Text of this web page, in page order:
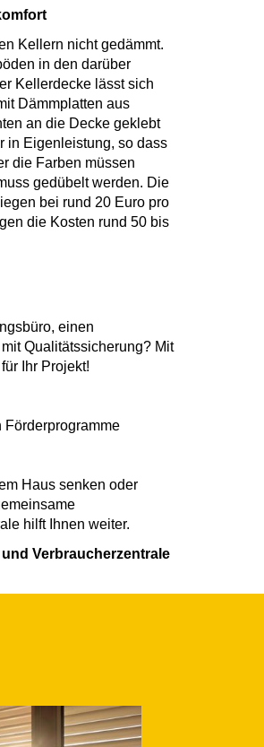
Kellern nicht gedämmt.
in den darüber
Kellerdecke lässt sich
Dämmplatten aus
an die Decke geklebt
in Eigenleistung, so dass
die Farben müssen
gedübelt werden. Die
bei rund 20 Euro pro
die Kosten rund 50 bis
einen
Qualitätssicherung? Mit
Ihr Projekt!
Förderprogramme
Haus senken oder
hilft Ihnen weiter.
Verbraucherzentrale